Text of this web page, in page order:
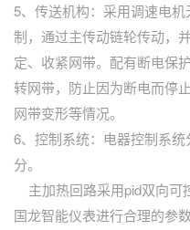
5、传送机构：采用调速电
制，通过主传动链轮传动，
定、收紧网带。配有断电保
转网带，防止因为断电而停
网带变形等情况。
6、控制系统：电器控制系
分。
主加热回路采用pid双向可
国龙智能仪表进行合理的参